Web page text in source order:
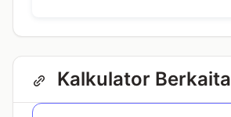
Kalkulator